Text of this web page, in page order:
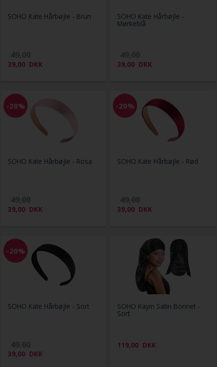
SOHO Kate Hårbøjle - Brun
39,00 DKK
SOHO Kate Hårbøjle -
Mørkeblå
39,00 DKK
-20%
SOHO Kate Hårbøjle - Rosa
39,00 DKK
-20%
SOHO Kate Hårbøjle - Rød
39,00 DKK
-20%
SOHO Kate Hårbøjle - Sort
39,00 DKK
SOHO Kayin Satin Bonnet -
Sort
119,00 DKK